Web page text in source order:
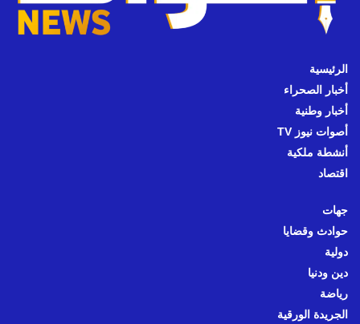
الرئيسية
أخبار الصحراء
أخبار وطنية
أصوات نيوز TV
أنشطة ملكية
اقتصاد
جهات
حوادث وقضايا
دولية
دين ودنيا
رياضة
الجريدة الورقية